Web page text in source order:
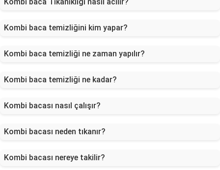
Kombi baca temizliğini kim yapar?
Kombi baca temizliği ne zaman yapılır?
Kombi baca temizliği ne kadar?
Kombi bacası nasıl çalışır?
Kombi bacası neden tıkanır?
Kombi bacası nereye takilir?